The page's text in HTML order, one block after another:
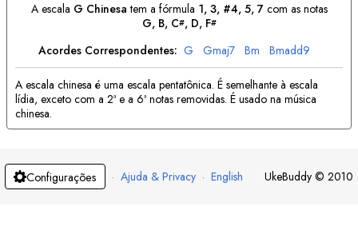
A escala G Chinesa tem a fórmula 1, 3, #4, 5, 7com as notas
G, B, C#, D, F#
Acordes Correspondentes: G Gmaj7 Bm Bmadd9
A escala chinesa é uma escala pentatônica. É semelhante à escala
lídia, exceto com a 2ª e a 6ª notas removidas. É usado na música
chinesa.
Configurações · Ajuda & Privacy · English UkeBuddy © 2010